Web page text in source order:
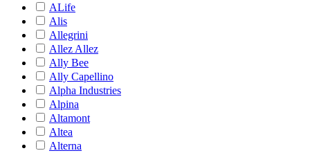
ALife
Alis
Allegrini
Allez Allez
Ally Bee
Ally Capellino
Alpha Industries
Alpina
Altamont
Altea
Alterna